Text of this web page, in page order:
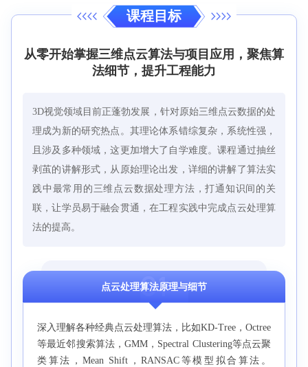
课程目标
从零开始掌握三维点云算法与项目应用，聚焦算
法细节，提升工程能力
3D视觉领域目前正蓬勃发展，针对原始三维点云数据的处
理成为新的研究热点。其理论体系错综复杂，系统性强，
且涉及多种领域，这更加增大了自学难度。课程通过抽丝
剥茧的讲解形式，从原始理论出发，详细的讲解了算法实
践中最常用的三维点云数据处理方法，打通知识间的关
联，让学员易于融会贯通，在工程实践中完成点云处理算
法的提高。
O1
点云处理算法原理与细节
深入理解各种经典点云处理算法，比如KD-Tree，Octree
等最近邻搜索算法，GMM，Spectral Clustering等点云聚
类算法，Mean Shift，RANSAC等模型拟合算法。